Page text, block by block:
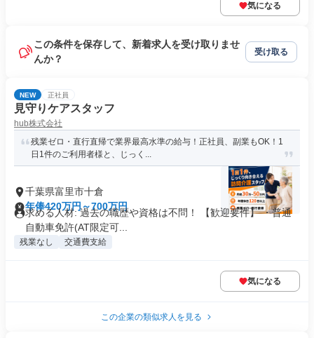
気になる
この条件を保存して、新着求人を受け取りませ
んか？
受け取る
NEW 正社員
見守りケアスタッフ
hub株式会社
残業ゼロ・直行直帰で業界最高水準の給与！正社員、副業もOK！1
日1件のご利用者様と、じっく...
千葉県富里市十倉
年俸420万円～700万円
求める人材: 過去の職歴や資格は不問！ 【歓迎要件】 ・普通
自動車免許(AT限定可...
残業なし 交通費支給
気になる
この企業の類似求人を見る